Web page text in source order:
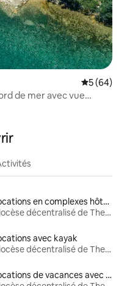
5 (64)
de mer avec vue
Locations en complexes hôteliers
Diocèse décentralisé de Thessalie-Grèce centrale
avec kayak
Diocèse décentralisé de Thessalie-Grèce centrale
Locations de vacances avec piscine